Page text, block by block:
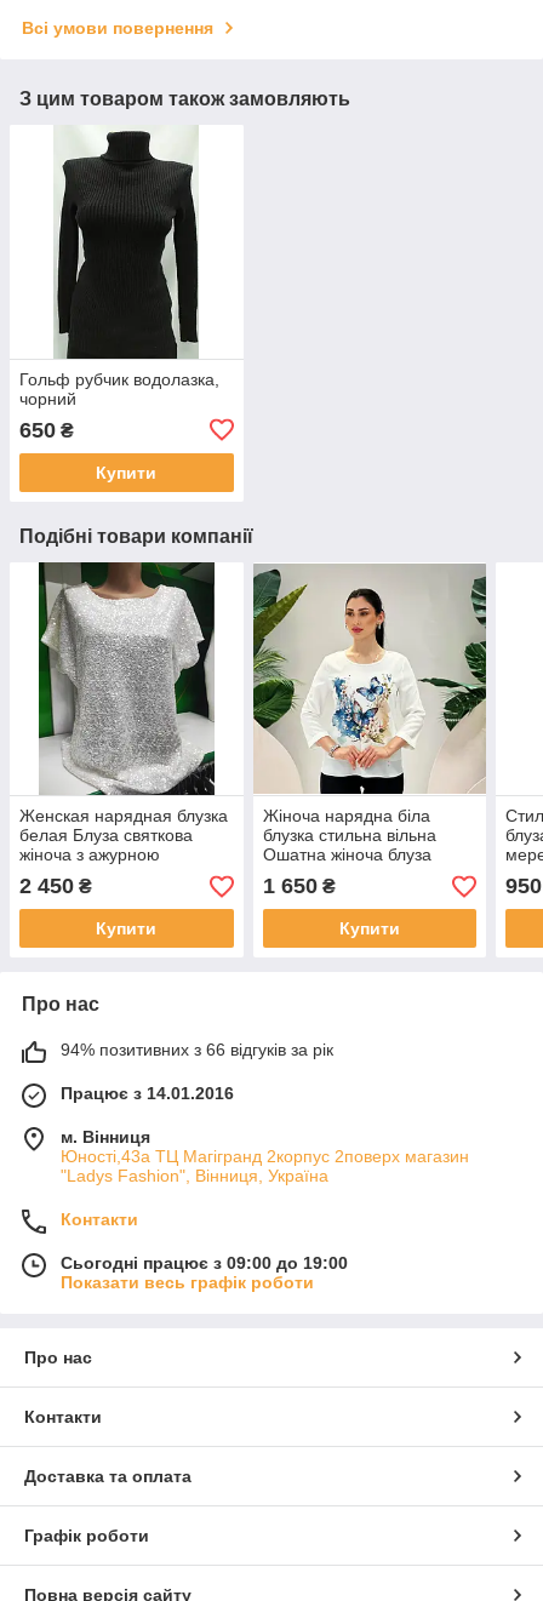
Всі умови повернення
З цим товаром також замовляють
Гольф рубчик водолазка,
чорний
650 ₴
Купити
Подібні товари компанії
Женская нарядная блузка
белая Блуза святкова
жіноча з ажурною
вишивкою та поєдками у
білому кольорі Розміри 42-
44, 44-46
2 450 ₴
Купити
Жіноча нарядна біла
блузка стильна вільна
Ошатна жіноча блуза
вільна 3/4 рукавом Норма
та батал
1 650₴
Купити
950
Про нас
94% позитивних з 66 відгуків за рік
Працює з 14.01.2016
м. Вінниця
Юності,43а ТЦ Магігранд 2корпус 2поверх магазин
"Ladys Fashion", Вінниця, Україна
Контакти
Сьогодні працює з 09:00 до 19:00
Показати весь графік роботи
Про нас
Контакти
Доставка та оплата
Графік роботи
Повна версія сайту